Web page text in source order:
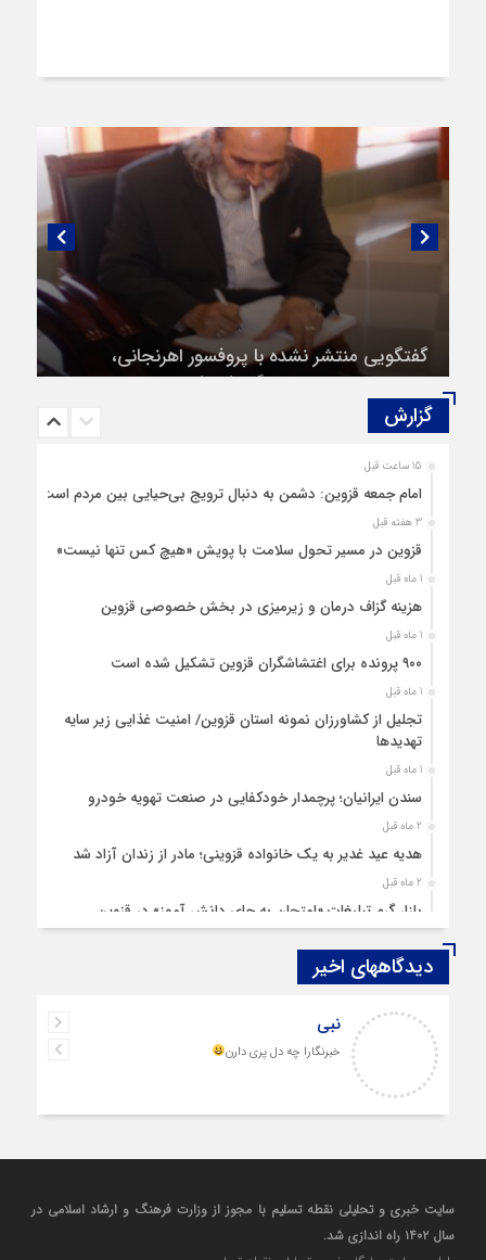
گفتگویی منتشر نشده با پروفسور اهرنجانی،
صاحب نظریه سه‌ شاخگی (۳C)
گزارش‌
15 ساعت قبل
امام جمعه قزوین: دشمن به دنبال ترویج بی‌حیایی بین مردم است
3 هفته قبل
قزوین در مسیر تحول سلامت با پویش «هیچ‌ کس تنها نیست»
1 ماه قبل
هزینه‌ گزاف درمان و زیرمیزی در بخش خصوصی قزوین
1 ماه قبل
۹۰۰ پرونده برای اغتشاشگران قزوین تشکیل شده است
1 ماه قبل
تجلیل از کشاورزان نمونه استان قزوین/ امنیت غذایی زیر سایه
تهدیدها
1 ماه قبل
سندن ایرانیان؛ پرچمدار خودکفایی در صنعت تهویه خودرو
2 ماه قبل
هدیه عید غدیر به یک خانواده قزوینی؛ مادر از زندان آزاد شد
2 ماه قبل
بازار گرم تبلیغات «امتحان به جای دانش‌ آموز» در قزوین
قزوین ۱۴۰۴، گام‌هایی در سایه چالش‌ها
چهارشنبه‌ سوری بی‌غوغا
مردم قزوین زیر آوار گرانی مسکن
ازدواج «فردین» و «زهرا» در قزوین، آغاز یک زندگی ساده
دیدگاههای اخیر
نبی
خبرنگارا چه دل پری دارن
سایت خبری و تحلیلی نقطه تسلیم با مجوز از وزارت فرهنگ و ارشاد اسلامی در
سال ۱۴۰۲ راه اندازی شد.